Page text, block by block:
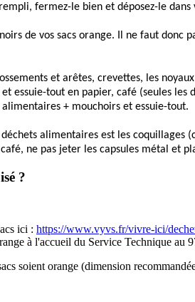
fermez-le bien et déposez-le
de vos sacs orange. Il ne faut
et arêtes, crevettes, les
essuie-tout en papier, café (seules
+ mouchoirs et essuie-tout.
déchets alimentaires est les
ne pas jeter les capsules métal et
?
ici : https://www.vyvs.fr/vivre-ici/
à l'accueil du Service Technique
soient orange (dimension